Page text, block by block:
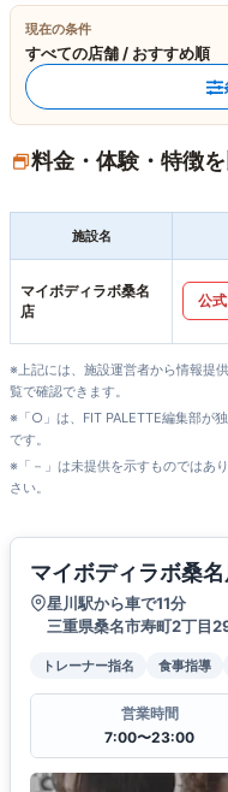
現在の条件
すべての店舗 / おすすめ順
料金・体験・特徴
施設名
マイボディラボ桑名
店
公式
※上記には、施設運営者から情報提
覧で確認できます。
※「○」は、FIT PALETTE編集部が
です。
※「－」は未提供を示すものではあ
さい。
マイボディラボ桑
星川駅から車で11分
三重県桑名市寿町2丁目
トレーナー指名 食事指導
営業時間
7:00〜23:00